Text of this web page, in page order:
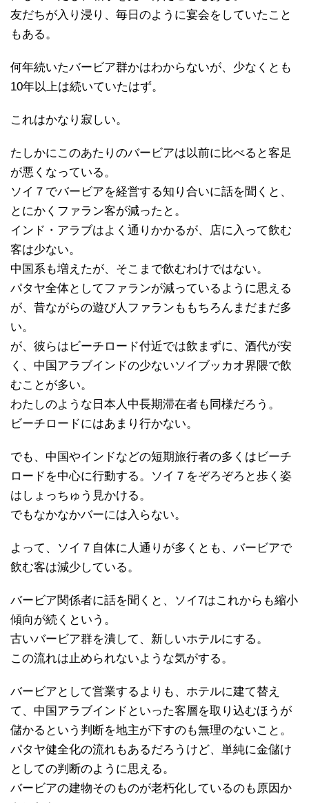
友だちが入り浸り、毎日のように宴会をしていたこと
もある。
何年続いたバービア群かはわからないが、少なくとも
10年以上は続いていたはず。
これはかなり寂しい。
たしかにこのあたりのバービアは以前に比べると客足
が悪くなっている。
ソイ７でバービアを経営する知り合いに話を聞くと、
とにかくファラン客が減ったと。
インド・アラブはよく通りかかるが、店に入って飲む
客は少ない。
中国系も増えたが、そこまで飲むわけではない。
パタヤ全体としてファランが減っているように思える
が、昔ながらの遊び人ファランももちろんまだまだ多
い。
が、彼らはビーチロード付近では飲まずに、酒代が安
く、中国アラブインドの少ないソイブッカオ界隈で飲
むことが多い。
わたしのような日本人中長期滞在者も同様だろう。
ビーチロードにはあまり行かない。
でも、中国やインドなどの短期旅行者の多くはビーチ
ロードを中心に行動する。ソイ７をぞろぞろと歩く姿
はしょっちゅう見かける。
でもなかなかバーには入らない。
よって、ソイ７自体に人通りが多くとも、バービアで
飲む客は減少している。
バービア関係者に話を聞くと、ソイ7はこれからも縮小
傾向が続くという。
古いバービア群を潰して、新しいホテルにする。
この流れは止められないような気がする。
バービアとして営業するよりも、ホテルに建て替え
て、中国アラブインドといった客層を取り込むほうが
儲かるという判断を地主が下すのも無理のないこと。
パタヤ健全化の流れもあるだろうけど、単純に金儲け
としての判断のように思える。
バービアの建物そのものが老朽化しているのも原因か